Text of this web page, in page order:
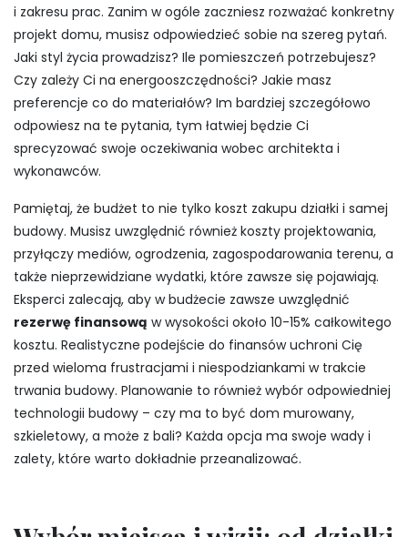
i zakresu prac. Zanim w ogóle zaczniesz rozważać konkretny
projekt domu, musisz odpowiedzieć sobie na szereg pytań.
Jaki styl życia prowadzisz? Ile pomieszczeń potrzebujesz?
Czy zależy Ci na energooszczędności? Jakie masz
preferencje co do materiałów? Im bardziej szczegółowo
odpowiesz na te pytania, tym łatwiej będzie Ci
sprecyzować swoje oczekiwania wobec architekta i
wykonawców.
Pamiętaj, że budżet to nie tylko koszt zakupu działki i samej
budowy. Musisz uwzględnić również koszty projektowania,
przyłączy mediów, ogrodzenia, zagospodarowania terenu, a
także nieprzewidziane wydatki, które zawsze się pojawiają.
Eksperci zalecają, aby w budżecie zawsze uwzględnić
rezerwę finansową w wysokości około 10-15% całkowitego
kosztu. Realistyczne podejście do finansów uchroni Cię
przed wieloma frustracjami i niespodziankami w trakcie
trwania budowy. Planowanie to również wybór odpowiedniej
technologii budowy – czy ma to być dom murowany,
szkieletowy, a może z bali? Każda opcja ma swoje wady i
zalety, które warto dokładnie przeanalizować.